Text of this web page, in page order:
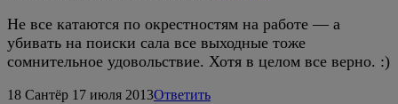
Не все катаются по окрестностям на работе — а
убивать на поиски сала все выходные тоже
сомнительное удовольствие. Хотя в целом все верно. :)
18 Сантёр 17 июля 2013Ответить